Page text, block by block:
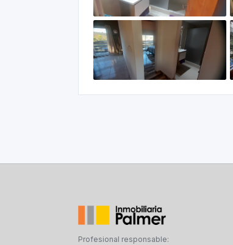
Profesional responsable: